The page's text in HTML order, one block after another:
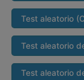
Test aleatorio
Test aleatorio
Test aleatorio